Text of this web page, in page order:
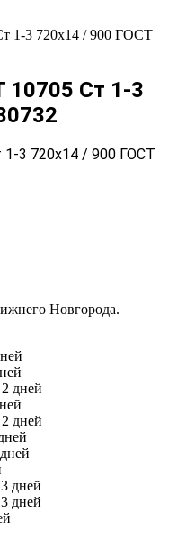
1-3 720x14 / 900 ГОСТ
Ст 1-3
3 720x14 / 900 ГОСТ
Новгорода.
дней
дней
дней
дней